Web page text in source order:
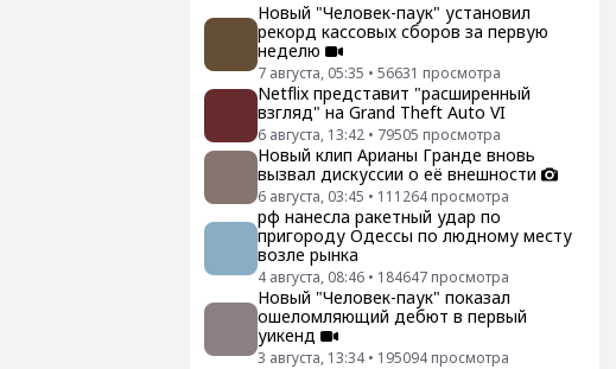
Новый "Человек-паук" установил
рекорд кассовых сборов за первую
неделю
7 августа, 05:35 • 56631 просмотра
Netflix представит "расширенный
взгляд" на Grand Theft Auto VI
6 августа, 13:42 • 79505 просмотра
Новый клип Арианы Гранде вновь
вызвал дискуссии о её внешности
6 августа, 03:45 • 111264 просмотра
рф нанесла ракетный удар по
пригороду Одессы по людному месту
возле рынка
4 августа, 08:46 • 184647 просмотра
Новый "Человек-паук" показал
ошеломляющий дебют в первый
уикенд
3 августа, 13:34 • 195094 просмотра